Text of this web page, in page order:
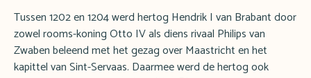
Tussen 1202 en 1204 werd hertog Hendrik I van Brabant door
zowel rooms-koning Otto IV als diens rivaal Philips van
Zwaben beleend met het gezag over Maastricht en het
kapittel van Sint-Servaas. Daarmee werd de hertog ook